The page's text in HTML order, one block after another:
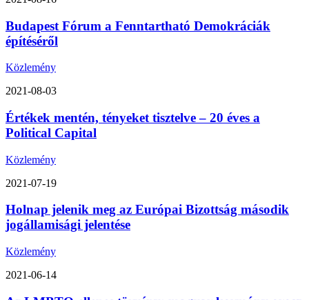
Budapest Fórum a Fenntartható Demokráciák
építéséről
Közlemény
2021-08-03
Értékek mentén, tényeket tisztelve – 20 éves a
Political Capital
Közlemény
2021-07-19
Holnap jelenik meg az Európai Bizottság második
jogállamisági jelentése
Közlemény
2021-06-14